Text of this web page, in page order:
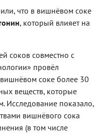
что в вишнёвом соке
, который влияет на
соков совместно с
провёл
соке более 30
веществ, которые
Исследование показало,
виш­нёвого сока
(в том числе